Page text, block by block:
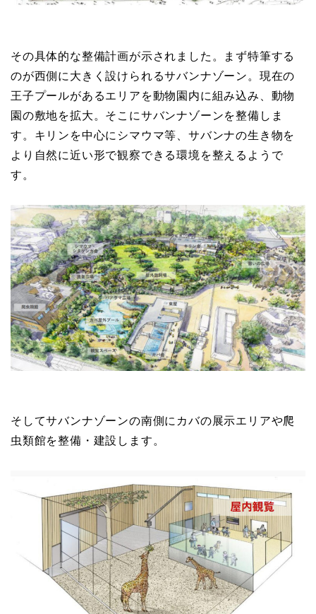
その具体的な整備計画が示されました。まず特筆する
のが西側に大きく設けられるサバンナゾーン。現在の
王子プールがあるエリアを動物園内に組み込み、動物
園の敷地を拡大。そこにサバンナゾーンを整備しま
す。キリンを中心にシマウマ等、サバンナの生き物を
より自然に近い形で観察できる環境を整えるようで
す。
そしてサバンナゾーンの南側にカバの展示エリアや爬
虫類館を整備・建設します。